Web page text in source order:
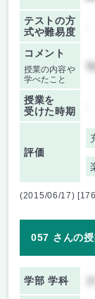
テストの方
式や難易度
コメント
授業の内容や
学べたこと
授業を
受けた時期
評価
(2015/06/17)
057 さんの
学部 学科